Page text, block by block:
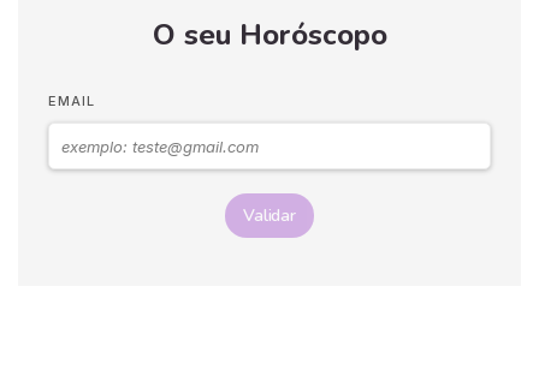
O seu Horóscopo
EMAIL
Validar